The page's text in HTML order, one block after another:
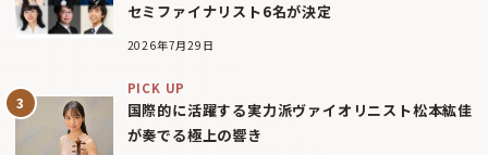
セミファイナリスト6名が決定
2026年7月29日
PICK UP
国際的に活躍する実力派ヴァイオリニスト松本紘佳
が奏でる極上の響き